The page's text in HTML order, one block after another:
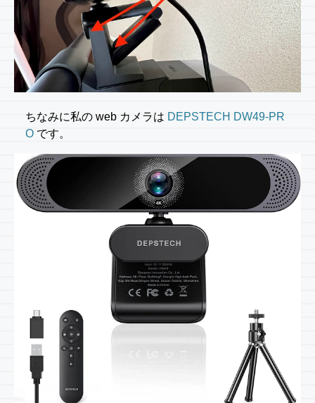
ちなみに私の web カメラは DEPSTECH DW49-PR
O です。